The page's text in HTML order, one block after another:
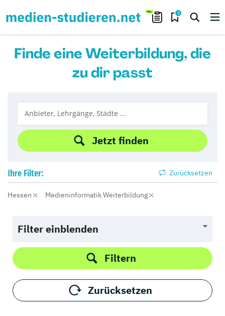
0
Finde eine Weiterbildung, die
zu dir passt
Jetzt finden
Ihre Filter: Zurücksetzen
Hessen Medieninformatik Weiterbildung
Filter einblenden
Filtern
Zurücksetzen